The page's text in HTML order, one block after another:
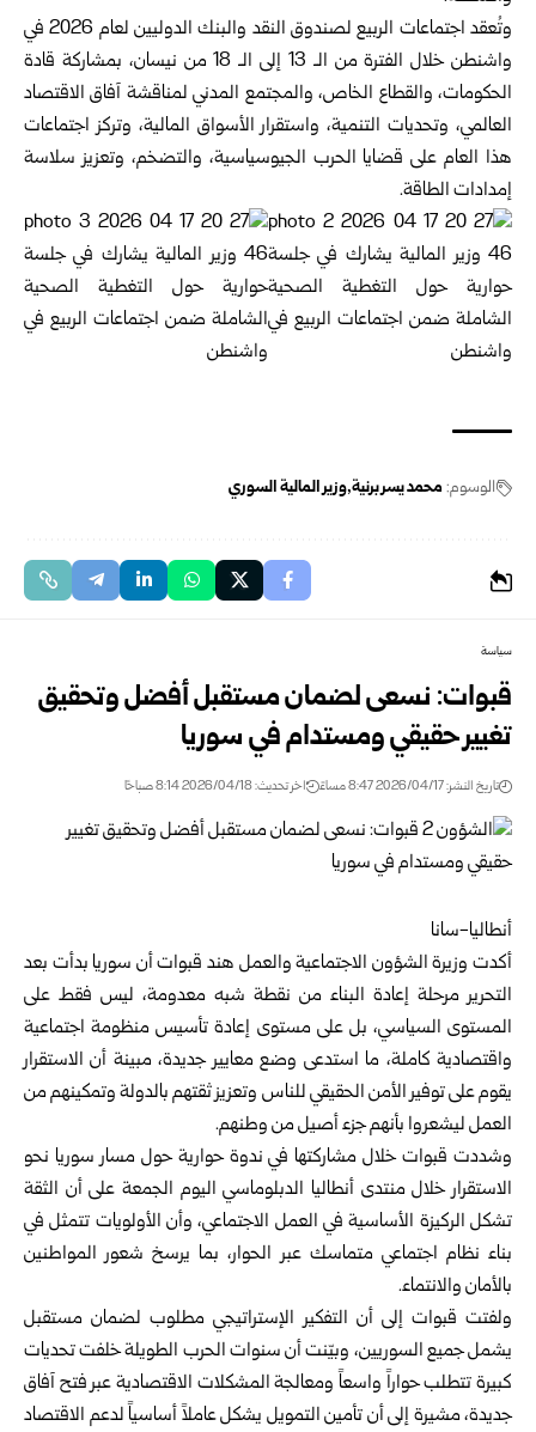
وتُعقد اجتماعات الربيع لصندوق النقد والبنك الدوليين لعام 2026 في
واشنطن خلال الفترة من الـ 13 إلى الـ 18 من نيسان، بمشاركة قادة
الحكومات، والقطاع الخاص، والمجتمع المدني لمناقشة آفاق الاقتصاد
العالمي، وتحديات التنمية، واستقرار الأسواق المالية، وتركز اجتماعات
هذا العام على قضايا الحرب الجيوسياسية، والتضخم، وتعزيز سلاسة
إمدادات الطاقة.
الوسوم: محمد يسر برنية وزير المالية السوري
سياسة
قبوات: نسعى لضمان مستقبل أفضل وتحقيق
تغيير حقيقي ومستدام في سوريا
تاريخ النشر: 2026/04/17 8:47 مساءً اخر تحديث: 2026/04/18 8:14 صباحًا
أنطاليا-سانا
أكدت وزيرة الشؤون الاجتماعية والعمل هند قبواتأن سوريا بدأت بعد
التحرير مرحلة إعادة البناء من نقطة شبه معدومة، ليس فقط على
المستوى السياسي، بل على مستوى إعادة تأسيس منظومة اجتماعية
واقتصادية كاملة، ما استدعى وضع معايير جديدة، مبينة أن الاستقرار
يقوم على توفير الأمن الحقيقي للناس وتعزيز ثقتهم بالدولة وتمكينهم من
العمل ليشعروا بأنهم جزء أصيل من وطنهم.
وشددت قبوات خلال مشاركتها في ندوة حوارية حول مسار سوريا نحو
الاستقرار خلال منتدى أنطاليا الدبلوماسي اليوم الجمعة على أن الثقة
تشكل الركيزة الأساسية في العمل الاجتماعي، وأن الأولويات تتمثل في
بناء نظام اجتماعي متماسك عبر الحوار، بما يرسخ شعور المواطنين
بالأمان والانتماء.
ولفتت قبوات إلى أن التفكير الإستراتيجي مطلوب لضمان مستقبل
يشمل جميع السوريين، وبيّنت أن سنوات الحرب الطويلة خلفت تحديات
كبيرة تتطلب حواراً واسعاً ومعالجة المشكلات الاقتصادية عبر فتح آفاق
جديدة، مشيرة إلى أن تأمين التمويل يشكل عاملاً أساسياً لدعم الاقتصاد